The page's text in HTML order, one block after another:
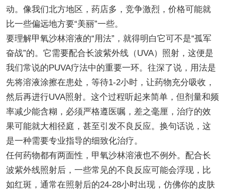
动。像我们北方地区，药店多，竞争激烈，价格可能就
比一些偏远地方要“美丽”一些。
要理解甲氧沙林溶液的“用法”，就得明白它可不是“孤军
奋战”的。它需要配合长波紫外线（UVA）照射，这便是
我们常说的PUVA疗法中的重要一环。往深了说，用法是
先将溶液涂擦在患处，等待1-2小时，让药物充分吸收，
然后再进行UVA照射。这个过程听起来简单，但剂量和频
率减少能含糊，必须严格遵医嘱，差之毫厘，治疗的效
果可能就大相径庭，甚至引发不良反应。换句话说，这
是一种需要专业指导的细致化治疗。
任何药物都有两面性，甲氧沙林溶液也不例外。配合长
波紫外线照射后，一些常见的不良反应可能会浮现，比
如红斑，通常在照射后的24-28小时出现，仿佛你的皮肤